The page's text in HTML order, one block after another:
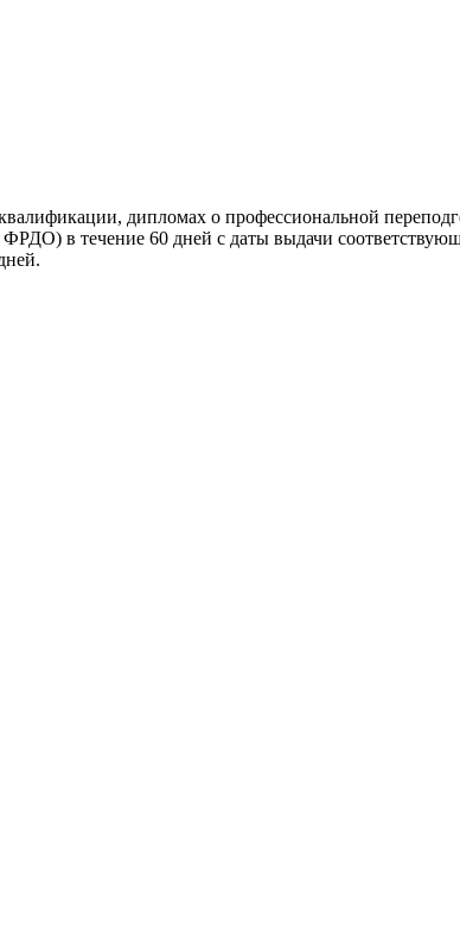
дипломах о профессиональной
в течение 60 дней с даты выдачи